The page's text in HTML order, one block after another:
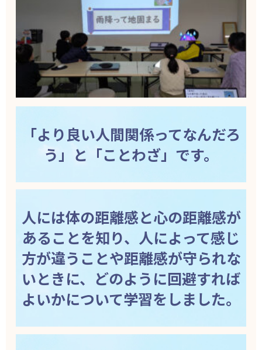
「より良い人間関係ってなんだろ
う」と「ことわざ」です。
人には体の距離感と心の距離感が
あることを知り、人によって感じ
方が違うことや距離感が守られな
いときに、どのように回避すれば
よいかについて学習をしました。